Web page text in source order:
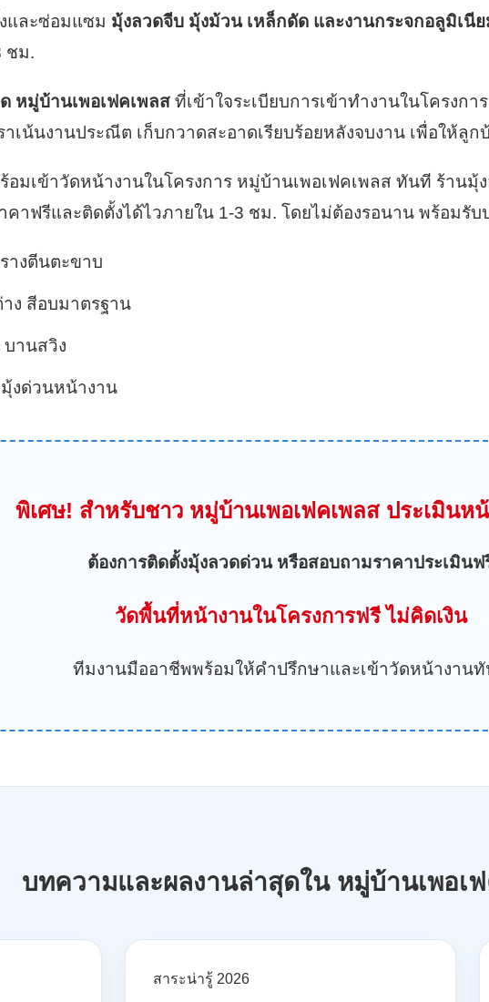
และซ่อมแซม มุ้งลวดจีบ มุ้งม้วน เหล็กดัด และงานกระจกอลูมิเนี
ชม.
หมู่บ้านเพอเฟคเพลส ที่เข้าใจระเบียบการเข้าทำงานในโครงก
าเน้นงานประณีต เก็บกวาดสะอาดเรียบร้อยหลังจบงาน เพื่อให้
มเข้าวัดหน้างานในโครงการ หมู่บ้านเพอเฟคเพลส ทันที ร้าน
คาฟรีและติดตั้งได้ไวภายใน 1-3 ชม. โดยไม่ต้องรอนาน พร้อมรั
างตีนตะขาบ
ง สีอบมาตรฐาน
บานสวิง
งด่วนหน้างาน
พิเศษ! สำหรับชาว หมู่บ้านเพอเฟคเพลส ประเมินห
ต้องการติดตั้งมุ้งลวดด่วน หรือสอบถามราคาประเมินฟ
วัดพื้นที่หน้างานในโครงการฟรี ไม่คิดเงิน
ทีมงานมืออาชีพพร้อมให้คำปรึกษาและเข้าวัดหน้างาน
บทความและผลงานล่าสุดใน หมู่บ้านเพอเ
สาระน่ารู้ 2026